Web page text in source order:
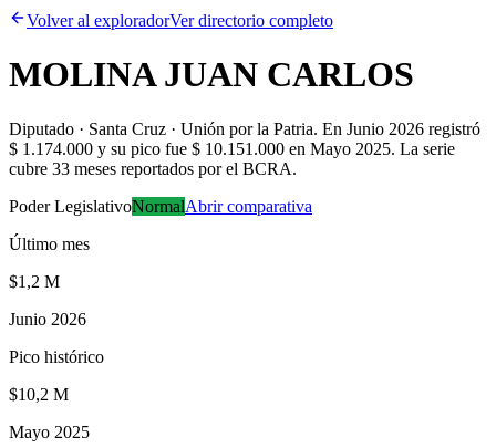
Volver al exploradorVer directorio completo
MOLINA JUAN CARLOS
Diputado · Santa Cruz · Unión por la Patria. En Junio 2026 registró
$ 1.174.000 y su pico fue $ 10.151.000 en Mayo 2025. La serie
cubre 33 meses reportados por el BCRA.
Poder LegislativoNormalAbrir comparativa
Último mes
$1,2 M
Junio 2026
Pico histórico
$10,2 M
Mayo 2025